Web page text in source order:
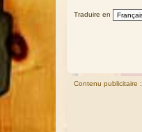
e
Traduire en
Contenu publicitaire :